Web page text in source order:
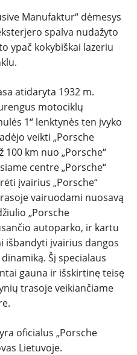
Manufaktur“ dėmesys
spalva nudažyto
ypač kokybiškai lazeriu
atidaryta 1932 m.
motociklų
1“ lenktynės ten įvyko
veikti „Porsche
100 km nuo „Porsche“
centre „Porsche“
įvairius „Porsche“
vairuodami nuosavą
„Porsche
autoparko, ir kartu
įvairius dangos
Šį specialaus
gauna ir išskirtinę teisę
trasoje veikiančiame
oficialus „Porsche
Lietuvoje.